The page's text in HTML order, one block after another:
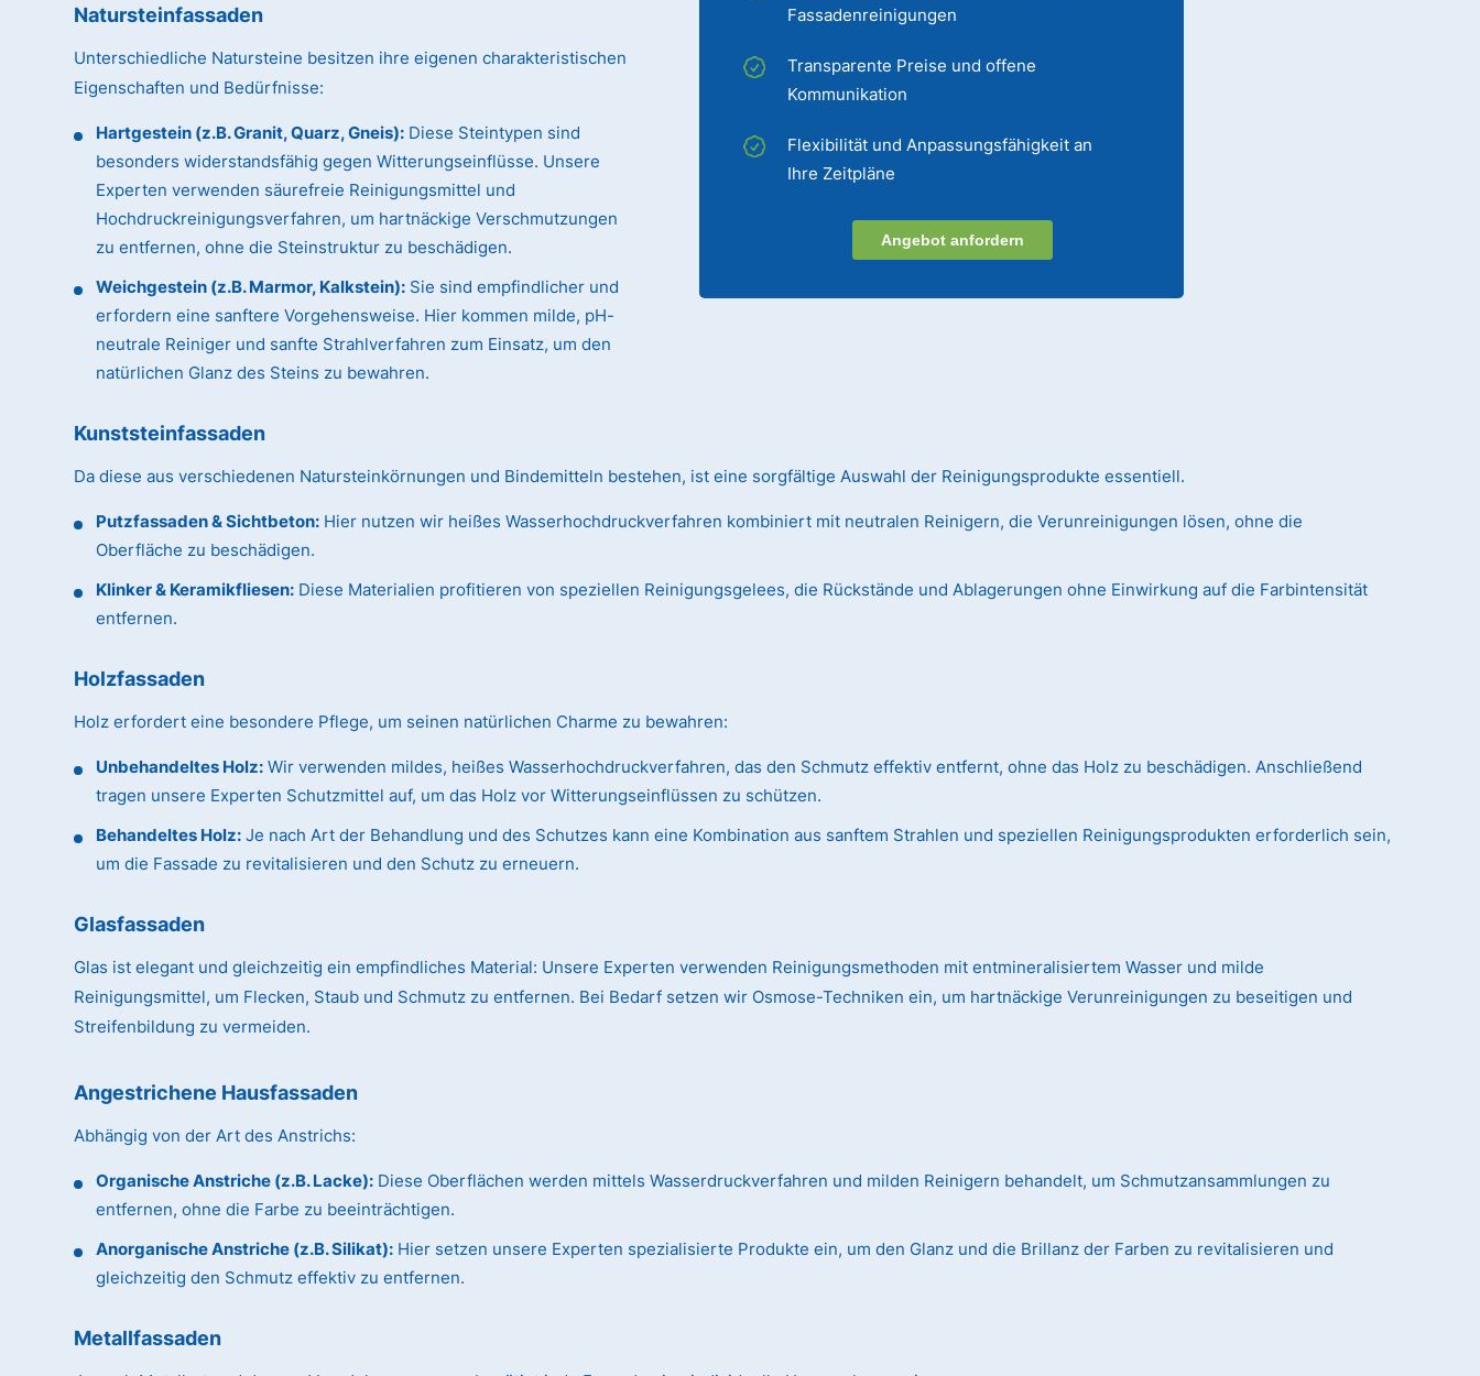
Fassadenreinigungen
Transparente Preise und offene
Kommunikation
Flexibilität und Anpassungsfähigkeit an
Ihre Zeitpläne
Angebot anfordern
Natursteinfassaden
Unterschiedliche Natursteine besitzen ihre eigenen charakteristischen
Eigenschaften und Bedürfnisse:
Hartgestein (z.B. Granit, Quarz, Gneis): Diese Steintypen sind
besonders widerstandsfähig gegen Witterungseinflüsse. Unsere
Experten verwenden säurefreie Reinigungsmittel und
Hochdruckreinigungsverfahren, um hartnäckige Verschmutzungen
zu entfernen, ohne die Steinstruktur zu beschädigen.
Weichgestein (z.B. Marmor, Kalkstein): Sie sind empfindlicher und
erfordern eine sanftere Vorgehensweise. Hier kommen milde, pH-
neutrale Reiniger und sanfte Strahlverfahren zum Einsatz, um den
natürlichen Glanz des Steins zu bewahren.
Kunststeinfassaden
Da diese aus verschiedenen Natursteinkörnungen und Bindemitteln bestehen, ist eine sorgfältige Auswahl der Reinigungsprodukte essentiell.
Putzfassaden & Sichtbeton: Hier nutzen wir heißes Wasserhochdruckverfahren kombiniert mit neutralen Reinigern, die Verunreinigungen lösen, ohne die
Oberfläche zu beschädigen.
Klinker & Keramikfliesen: Diese Materialien profitieren von speziellen Reinigungsgelees, die Rückstände und Ablagerungen ohne Einwirkung auf die Farbintensität
entfernen.
Holzfassaden
Holz erfordert eine besondere Pflege, um seinen natürlichen Charme zu bewahren:
Unbehandeltes Holz: Wir verwenden mildes, heißes Wasserhochdruckverfahren, das den Schmutz effektiv entfernt, ohne das Holz zu beschädigen. Anschließend
tragen unsere Experten Schutzmittel auf, um das Holz vor Witterungseinflüssen zu schützen.
Behandeltes Holz: Je nach Art der Behandlung und des Schutzes kann eine Kombination aus sanftem Strahlen und speziellen Reinigungsprodukten erforderlich sein,
um die Fassade zu revitalisieren und den Schutz zu erneuern.
Glasfassaden
Glas ist elegant und gleichzeitig ein empfindliches Material: Unsere Experten verwenden Reinigungsmethoden mit entmineralisiertem Wasser und milde
Reinigungsmittel, um Flecken, Staub und Schmutz zu entfernen. Bei Bedarf setzen wir Osmose-Techniken ein, um hartnäckige Verunreinigungen zu beseitigen und
Streifenbildung zu vermeiden.
Angestrichene Hausfassaden
Abhängig von der Art des Anstrichs:
Organische Anstriche (z.B. Lacke): Diese Oberflächen werden mittels Wasserdruckverfahren und milden Reinigern behandelt, um Schmutzansammlungen zu
entfernen, ohne die Farbe zu beeinträchtigen.
Anorganische Anstriche (z.B. Silikat): Hier setzen unsere Experten spezialisierte Produkte ein, um den Glanz und die Brillanz der Farben zu revitalisieren und
gleichzeitig den Schmutz effektiv zu entfernen.
Metallfassaden